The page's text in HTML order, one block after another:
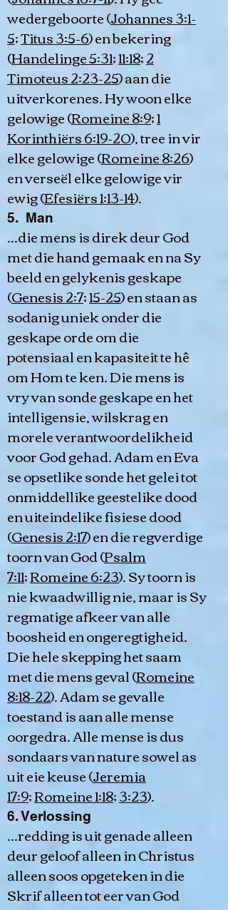
wedergeboorte (Johannes 3:1-
5;Titus 3:5-6) en bekering
(Handelinge 5:31;11:18;2
Timoteus 2:23-25) aan die
uitverkorenes. Hy woon elke
gelowige (Romeine 8:9;1
Korinthiërs 6:19-20), tree in vir
elke gelowige (Romeine 8:26)
en verseël elke gelowige vir
ewig (Efesiërs 1:13-14).
5. Man
...die mens is direk deur God
met die hand gemaak en na Sy
beeld en gelykenis geskape
(Genesis 2:7;15-25) en staan as
sodanig uniek onder die
geskape orde om die
potensiaal en kapasiteit te hê
om Hom te ken. Die mens is
vry van sonde geskape en het
intelligensie, wilskrag en
morele verantwoordelikheid
voor God gehad. Adam en Eva
se opsetlike sonde het gelei tot
onmiddellike geestelike dood
en uiteindelike fisiese dood
(Genesis 2:17) en die regverdige
toorn van God (Psalm
7:11;Romeine 6:23). Sy toorn is
nie kwaadwillig nie, maar is Sy
regmatige afkeer van alle
boosheid en ongeregtigheid.
Die hele skepping het saam
met die mens geval (Romeine
8:18-22). Adam se gevalle
toestand is aan alle mense
oorgedra. Alle mense is dus
sondaars van nature sowel as
uit eie keuse (Jeremia
17:9;Romeine 1:18;3:23).
6. Verlossing
...redding is uit genade alleen
deur geloof alleen in Christus
alleen soos opgeteken in die
Skrif alleen tot eer van God